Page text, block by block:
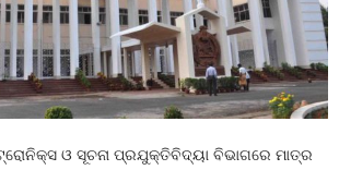
ଓ ସୂଚନା ପ୍ରଯୁକ୍ତିବିଦ୍ୟା ବିଭାଗରେ ମାତ୍ର